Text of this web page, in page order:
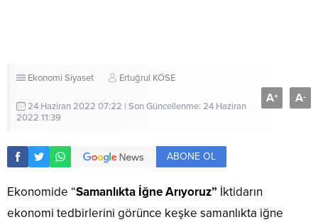
Ekonomi Siyaset Ertuğrul KÖSE
24 Haziran 2022 07:22 | Son Güncellenme: 24 Haziran
2022 11:39
A+ A-
ABONE OL
Ekonomide “Samanlıkta İğne Arıyoruz” İktidarın
ekonomi tedbirlerini görünce keşke samanlıkta iğne